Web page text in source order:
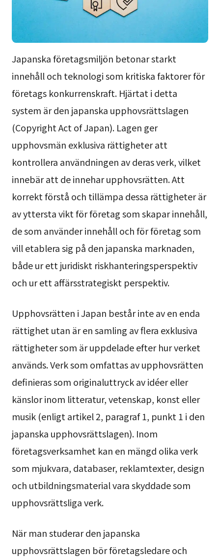
Japanska företagsmiljön betonar starkt
innehåll och teknologi som kritiska faktorer för
företags konkurrenskraft. Hjärtat i detta
system är den japanska upphovsrättslagen
(Copyright Act of Japan). Lagen ger
upphovsmän exklusiva rättigheter att
kontrollera användningen av deras verk, vilket
innebär att de innehar upphovsrätten. Att
korrekt förstå och tillämpa dessa rättigheter är
av yttersta vikt för företag som skapar innehåll,
de som använder innehåll och för företag som
vill etablera sig på den japanska marknaden,
både ur ett juridiskt riskhanteringsperspektiv
och ur ett affärsstrategiskt perspektiv.
Upphovsrätten i Japan består inte av en enda
rättighet utan är en samling av flera exklusiva
rättigheter som är uppdelade efter hur verket
används. Verk som omfattas av upphovsrätten
definieras som originaluttryck av idéer eller
känslor inom litteratur, vetenskap, konst eller
musik (enligt artikel 2, paragraf 1, punkt 1 i den
japanska upphovsrättslagen). Inom
företagsverksamhet kan en mängd olika verk
som mjukvara, databaser, reklamtexter, design
och utbildningsmaterial vara skyddade som
upphovsrättsliga verk.
När man studerar den japanska
upphovsrättslagen bör företagsledare och